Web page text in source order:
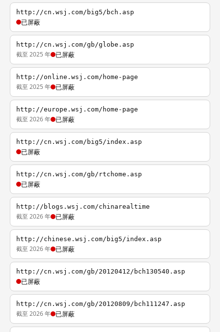
http://cn.wsj.com/big5/bch.asp
已屏蔽
http://cn.wsj.com/gb/globe.asp
截至 2025 年 已屏蔽
http://online.wsj.com/home-page
截至 2025 年 已屏蔽
http://europe.wsj.com/home-page
截至 2026 年 已屏蔽
http://cn.wsj.com/big5/index.asp
已屏蔽
http://cn.wsj.com/gb/rtchome.asp
已屏蔽
http://blogs.wsj.com/chinarealtime
截至 2026 年 已屏蔽
http://chinese.wsj.com/big5/index.asp
截至 2026 年 已屏蔽
http://cn.wsj.com/gb/20120412/bch130540.asp
已屏蔽
http://cn.wsj.com/gb/20120809/bch111247.asp
截至 2026 年 已屏蔽